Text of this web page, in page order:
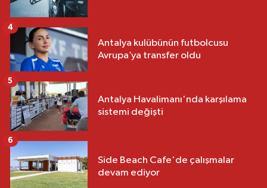
Antalya kulübünün futbolcusu
Avrupa’ya transfer oldu
4
Antalya Havalimanı'nda karşılama
sistemi değişti
5
Side Beach Cafe'de çalışmalar
devam ediyor
6